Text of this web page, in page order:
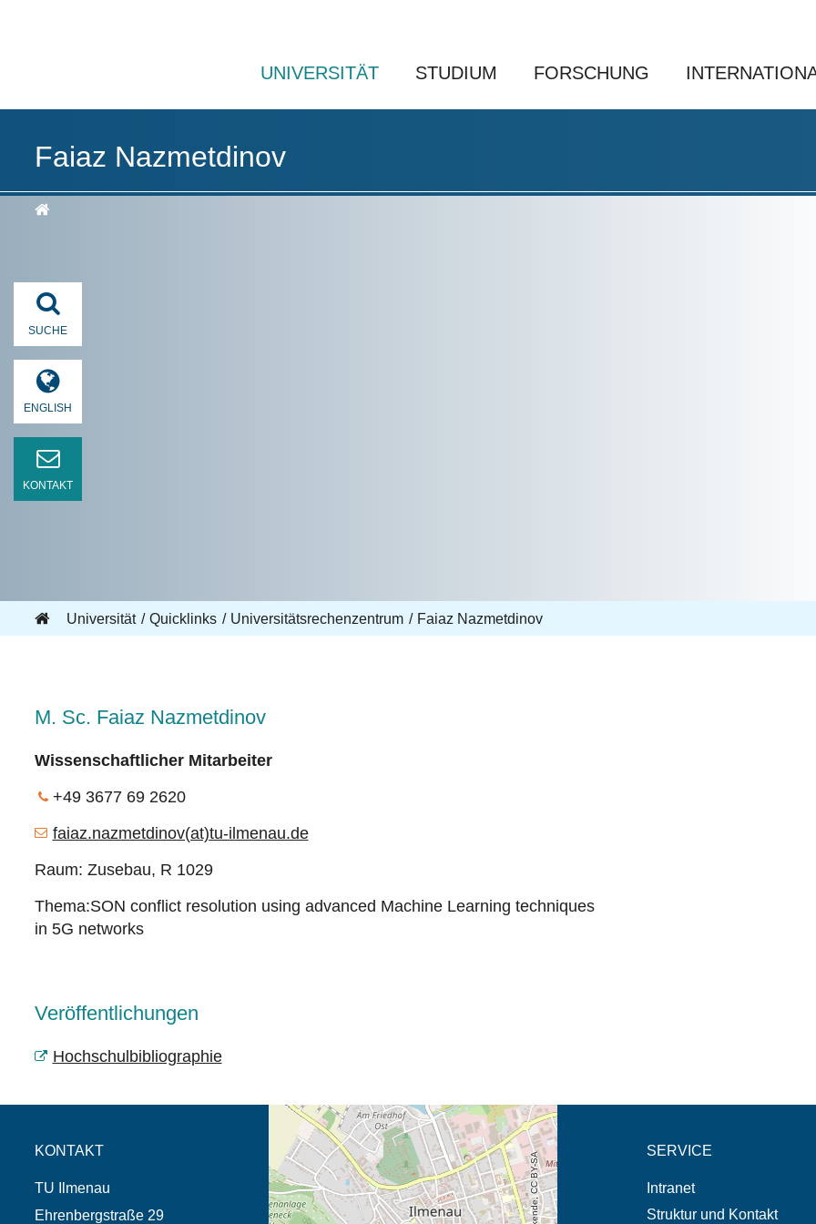
UNIVERSITÄT STUDIUM FORSCHUNG
Faiaz Nazmetdinov
SUCHE
ENGLISH
KONTAKT
Universität Quicklinks Universitätsrechenzentrum Faiaz Nazmetdinov
M. Sc. Faiaz Nazmetdinov
Wissenschaftlicher Mitarbeiter
+49 3677 69 2620
faiaz.nazmetdinov(at)tu-ilmenau.de
Raum: Zusebau, R 1029
Thema:SON conflict resolution using advanced Machine Learning techniques
in 5G networks
Veröffentlichungen
Hochschulbibliographie
KONTAKT
TU Ilmenau
Ehrenbergstraße 29
Öffnet die Anfahrtsbeschreibung in neuem
Tab (Karte)
SERVICE
Intranet
Struktur und Kontakt